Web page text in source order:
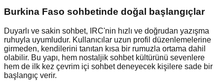
Burkina Faso sohbetinde doğal başlangıçlar
Duyarlı ve sakin sohbet, IRC'nin hızlı ve doğrudan yazışma
ruhuyla uyumludur. Kullanıcılar uzun profil düzenlemelerine
girmeden, kendilerini tanıtan kısa bir rumuzla ortama dahil
olabilir. Bu yapı, hem nostaljik sohbet kültürünü sevenlere
hem de ilk kez çevrim içi sohbet deneyecek kişilere sade bir
başlangıç verir.